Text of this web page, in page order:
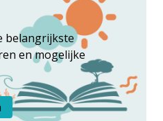
belangrijkste
en mogelijke